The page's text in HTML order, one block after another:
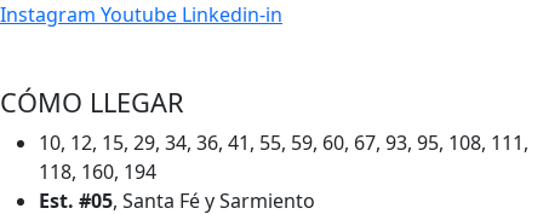
Instagram Youtube Linkedin-in
CÓMO LLEGAR
10, 12, 15, 29, 34, 36, 41, 55, 59, 60, 67, 93, 95, 108, 111,
118, 160, 194
Est. #05, Santa Fé y Sarmiento